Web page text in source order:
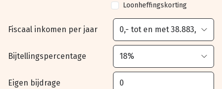
Loonheffingskorting
Fiscaal inkomen per jaar
Bijtellingspercentage
Eigen bijdrage